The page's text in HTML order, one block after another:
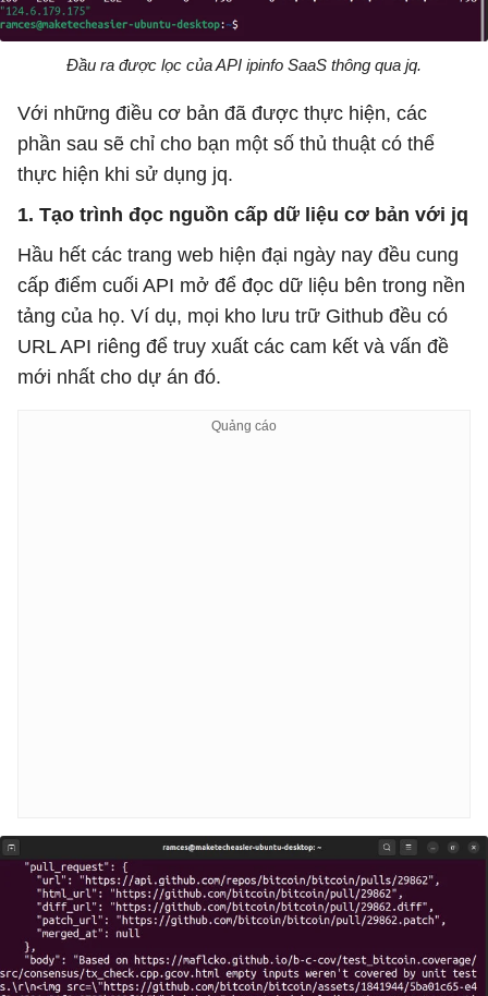
Đầu ra được lọc của API ipinfo SaaS thông qua jq.
Với những điều cơ bản đã được thực hiện, các
phần sau sẽ chỉ cho bạn một số thủ thuật có thể
thực hiện khi sử dụng jq.
1. Tạo trình đọc nguồn cấp dữ liệu cơ bản với jq
Hầu hết các trang web hiện đại ngày nay đều cung
cấp điểm cuối API mở để đọc dữ liệu bên trong nền
tảng của họ. Ví dụ, mọi kho lưu trữ Github đều có
URL API riêng để truy xuất các cam kết và vấn đề
mới nhất cho dự án đó.